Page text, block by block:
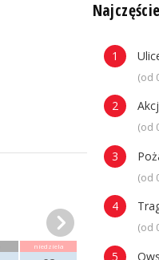
niedziela
(od
(od
(od
(od